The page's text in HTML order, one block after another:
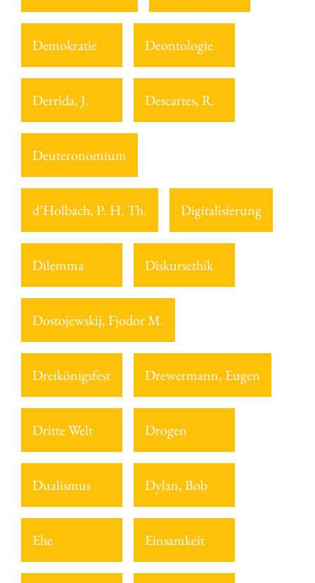
Demokratie Deontologie
Derrida, J. Descartes, R.
Deuteronomium
d’Holbach, P. H. Th. Digitalisierung
Dilemma Diskursethik
Dostojewskij, Fjodor M.
Dreikönigsfest Drewermann, Eugen
Dritte Welt Drogen
Dualismus Dylan, Bob
Ehe Einsamkeit